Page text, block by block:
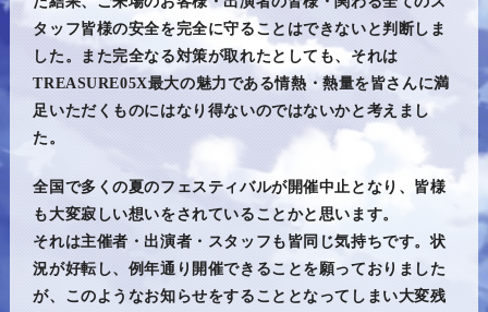
タッフ皆様の安全を完全に守ることはできないと判断しま
した。また完全なる対策が取れたとしても、それは
TREASURE05X最大の魅力である情熱・熱量を皆さんに満
足いただくものにはなり得ないのではないかと考えまし
た。
全国で多くの夏のフェスティバルが開催中止となり、皆様
も大変寂しい想いをされていることかと思います。
それは主催者・出演者・スタッフも皆同じ気持ちです。状
況が好転し、例年通り開催できることを願っておりました
が、このようなお知らせをすることとなってしまい大変残